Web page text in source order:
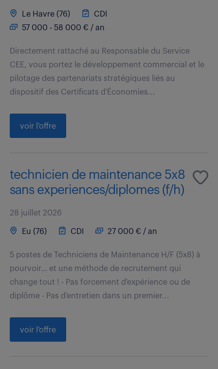
Le Havre (76)
CDI
57 000 - 58 000 € / an
Directement rattaché au Responsable du Service
CEE, vous portez le développement commercial et le
pilotage des partenariats stratégiques liés au
dispositif des Certificats d'Économies...
voir l'offre
technicien de maintenance 5x8
sans experiences/diplomes (f/h)
28 juillet 2026
Eu (76) CDI 27 000 € / an
5 postes de Techniciens de Maintenance H/F (5x8) à
pourvoir… et une méthode de recrutement qui
change tout ! - Pas forcement d'expérience ou de
diplôme - Pas d'entretien dans un premier...
voir l'offre